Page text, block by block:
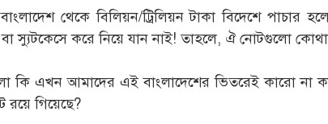
থেকে বিলিয়ন/ট্রিলিয়ন টাকা বিদেশে
বা স্যুটকেসে করে নিয়ে যান নাই! তাহলে, ঐ নোটগুলো
কি এখন আমাদের এই বাংলাদেশের ভিতরেই কারো না
রয়ে গিয়েছে?